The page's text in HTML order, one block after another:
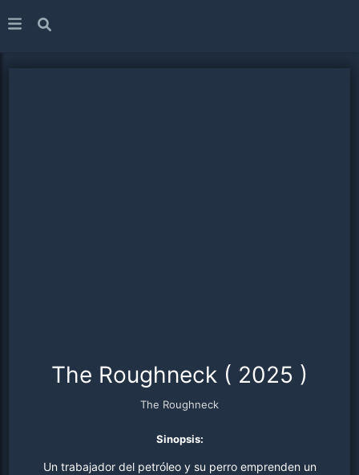
The Roughneck ( 2025 )
The Roughneck
Sinopsis:
Un trabajador del petróleo y su perro emprenden un